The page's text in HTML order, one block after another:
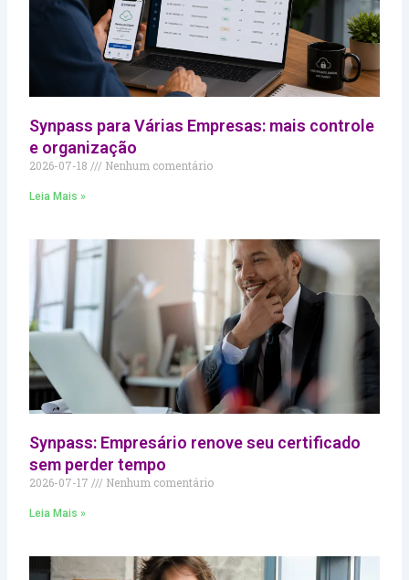
Synpass para Várias Empresas: mais controle
e organização
2026-07-18 Nenhum comentário
Leia Mais »
Synpass: Empresário renove seu certificado
sem perder tempo
2026-07-17 Nenhum comentário
Leia Mais »